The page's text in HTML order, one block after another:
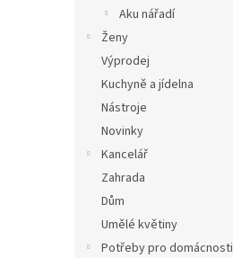
Aku nářadí
Ženy
Výprodej
Kuchyně a jídelna
Nástroje
Novinky
Kancelář
Zahrada
Dům
Umělé květiny
Potřeby pro domácnosti